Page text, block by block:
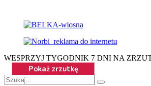
WESPRZYJ TYGODNIK 7 DNI NA